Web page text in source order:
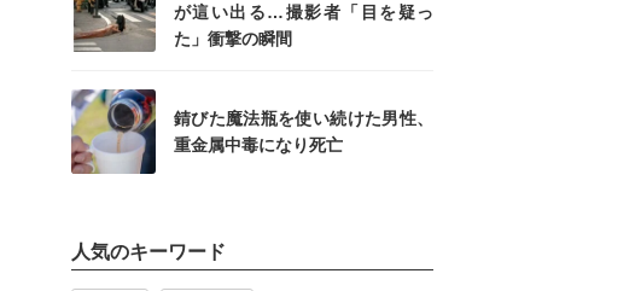
が這い出る…撮影者「目を疑っ
た」衝撃の瞬間
錆びた魔法瓶を使い続けた男性、
重金属中毒になり死亡
人気のキーワード